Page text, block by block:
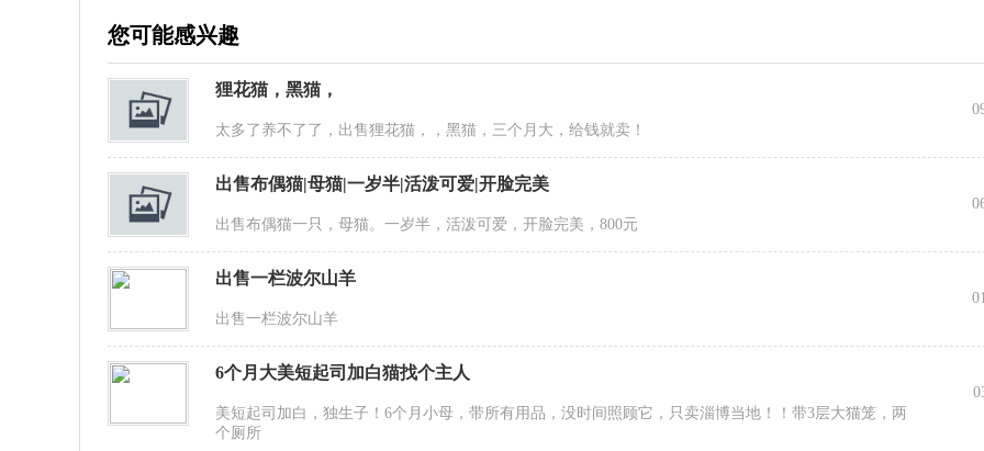
您可能感兴趣
狸花猫，黑猫，
太多了养不了了，出售狸花猫，，黑猫，三个月大，给钱就卖！
出售布偶猫|母猫|一岁半|活泼可爱|开脸完美
出售布偶猫一只，母猫。一岁半，活泼可爱，开脸完美，800元
出售一栏波尔山羊
出售一栏波尔山羊
6个月大美短起司加白猫找个主人
美短起司加白，独生子！6个月小母，带所有用品，没时间照顾它，只卖淄博当地！！带3层大猫笼，两
个厕所